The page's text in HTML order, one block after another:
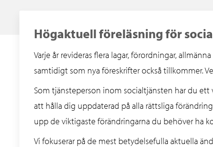
Högaktuell föreläsning för
Varje år revideras flera lagar, förordningar,
samtidigt som nya föreskrifter också tillkommer.
Som tjänsteperson inom socialtjänsten har du
att hålla dig uppdaterad på alla rättsliga
upp de viktigaste förändringarna du behöver ha
Vi fokuserar på de mest betydelsefulla aktuella